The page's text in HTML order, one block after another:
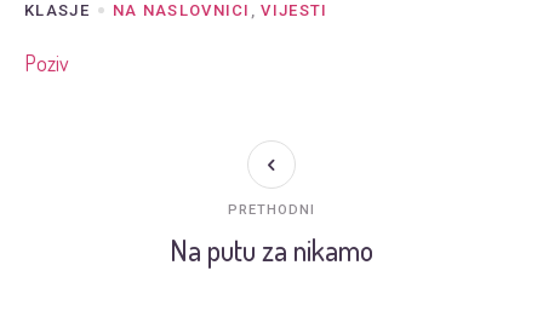
KLASJE NA NASLOVNICI ,VIJESTI
Poziv
Na putu za nikamo
PRETHODNI